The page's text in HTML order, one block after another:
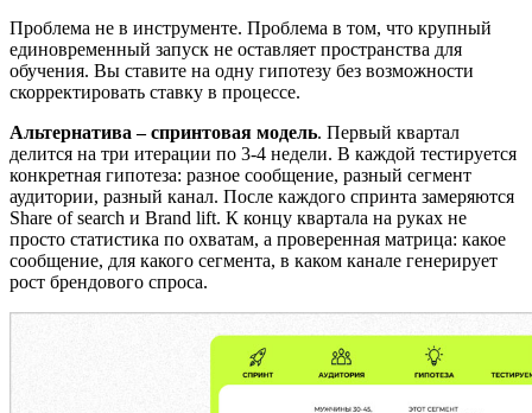
Проблема не в инструменте. Проблема в том, что крупный
единовременный запуск не оставляет пространства для
обучения. Вы ставите на одну гипотезу без возможности
скорректировать ставку в процессе.
Альтернатива – спринтовая модель. Первый квартал
делится на три итерации по 3-4 недели. В каждой тестируется
конкретная гипотеза: разное сообщение, разный сегмент
аудитории, разный канал. После каждого спринта замеряются
Share of search и Brand lift. К концу квартала на руках не
просто статистика по охватам, а проверенная матрица: какое
сообщение, для какого сегмента, в каком канале генерирует
рост брендового спроса.